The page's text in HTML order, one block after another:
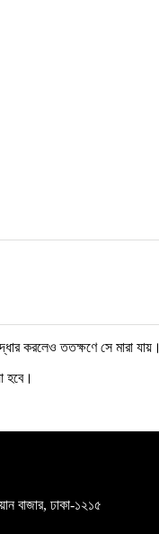
করলেও ততক্ষণে সে মারা যায়।
হবে।
বাজার, ঢাকা-১২১৫